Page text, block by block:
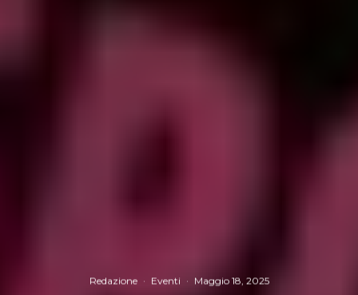
Redazione · Eventi · Maggio 18, 2025